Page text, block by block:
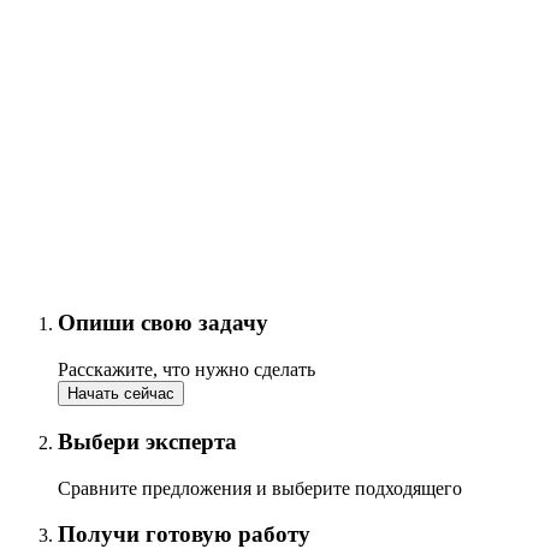
Опиши свою задачу
Расскажите, что нужно сделать
Начать сейчас
Выбери эксперта
Сравните предложения и выберите подходящего
Получи готовую работу